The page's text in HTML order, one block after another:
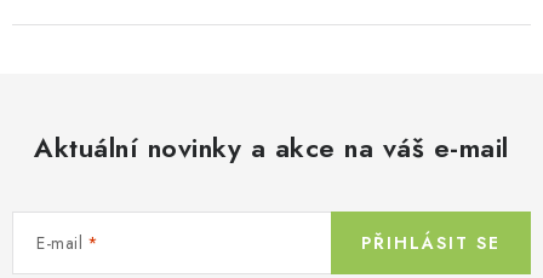
Aktuální novinky a akce na váš e-mail
E-mail PŘIHLÁSIT SE